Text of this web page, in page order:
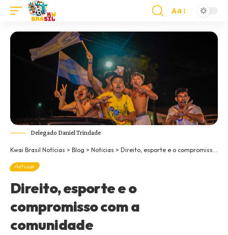
Aa
Delegado Daniel Trindade
Kwai Brasil Notícias > Blog > Noticias > Direito, esporte e o compromisso com a comunidade
Noticias
Direito, esporte e o
compromisso com a
comunidade